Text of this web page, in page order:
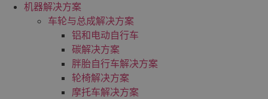
机器解决方案
车轮与总成解决方案
铝和电动自行车
碳解决方案
胖胎自行车解决方案
轮椅解决方案
摩托车解决方案